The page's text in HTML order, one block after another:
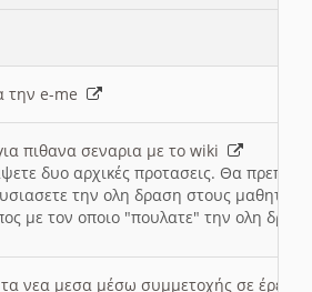
την e-me
πιθανα σεναρια με το wiki
δυο αρχικές προτασεις. Θα πρεπει
την ολη δραση στους μαθητες
με τον οποιο "πουλατε" την ολη
νεα μεσα μέσω συμμετοχής σε